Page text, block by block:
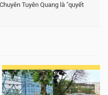
Tuyên Quang là "quyết